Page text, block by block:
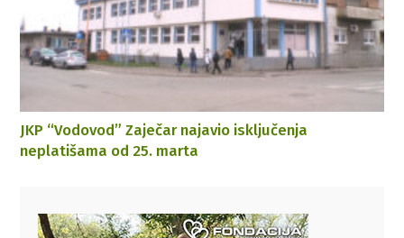
JKP “Vodovod” Zaječar najavio isključenja
neplatišama od 25. marta